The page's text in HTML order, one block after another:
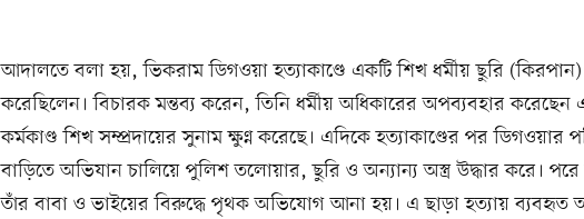
আদালতে বলা হয়, ভিকরাম ডিগওয়া হত্যাকাণ্ডে একটি শিখ ধর্মীয় ছুরি
করেছিলেন। বিচারক মন্তব্য করেন, তিনি ধর্মীয় অধিকারের অপব্যবহার করেছেন
কর্মকাণ্ড শিখ সম্প্রদায়ের সুনাম ক্ষুণ্ন করেছে। এদিকে হত্যাকাণ্ডের পর ডিগওয়ার
বাড়িতে অভিযান চালিয়ে পুলিশ তলোয়ার, ছুরি ও অন্যান্য অস্ত্র উদ্ধার করে।
তাঁর বাবা ও ভাইয়ের বিরুদ্ধে পৃথক অভিযোগ আনা হয়। এ ছাড়া হত্যায় ব্যবহৃত